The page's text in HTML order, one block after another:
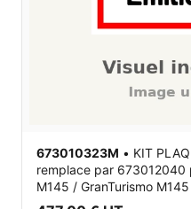
673010323M • KIT
remplace par 673012040
M145 / GranTurismo